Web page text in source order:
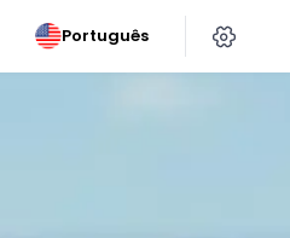
Português